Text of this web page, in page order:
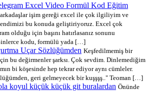
Excel Video Formül Kod Eğitim
işim gereği excel ile çok ilgiliyim ve
bu konuda geliştiriyoruz. Excel çok
olduğu için başını hatırlasanız sonunu
kodu, formülü yada […]
Uçar Sözlüğümden Keşfedilmemiş bir
bu değirmenler şarksı. Çok sevdim. Dinlemediğim
bi köşesinde hep tekrar ediyor aynı cümleler.
geri gelmeyecek bir kuşşşş.." Teoman […]
koyul küçük küçük git buralardan Önünde